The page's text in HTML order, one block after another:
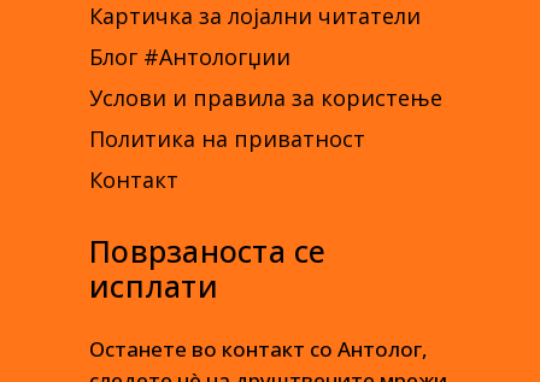
Картичка за лојални читатели
Блог #Антологџии
Услови и правила за користење
Политика на приватност
Контакт
Поврзаноста се
исплати
Останете во контакт со Антолог,